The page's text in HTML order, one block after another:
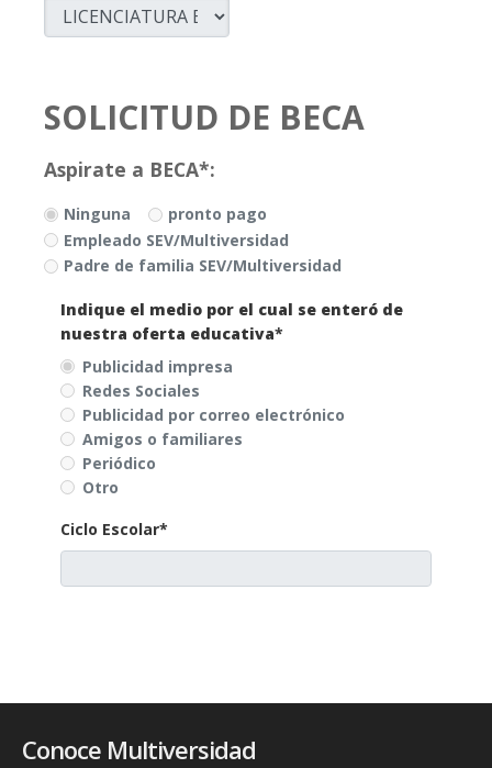
SOLICITUD DE BECA
Aspirate a BECA*:
Ninguna
pronto pago
Empleado SEV/Multiversidad
Padre de familia SEV/Multiversidad
Indique el medio por el cual se enteró de
nuestra oferta educativa*
Publicidad impresa
Redes Sociales
Publicidad por correo electrónico
Amigos o familiares
Periódico
Otro
Ciclo Escolar*
Conoce Multiversidad